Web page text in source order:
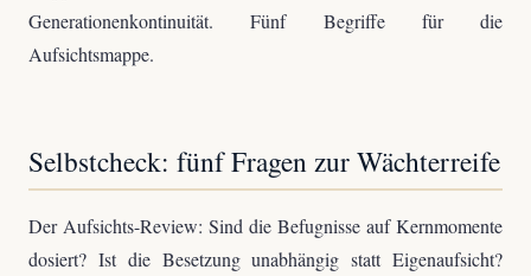
Generationenkontinuität. Fünf Begriffe für die
Aufsichtsmappe.
Selbstcheck: fünf Fragen zur Wächterreife
Der Aufsichts-Review: Sind die Befugnisse auf Kernmomente
dosiert? Ist die Besetzung unabhängig statt Eigenaufsicht?